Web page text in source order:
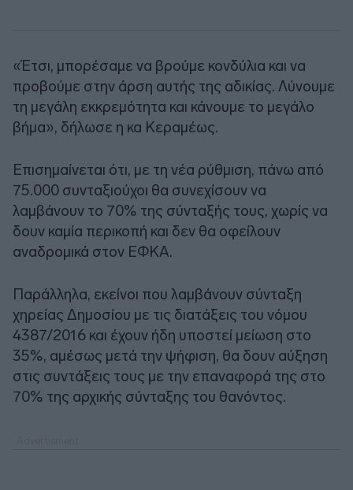
«Έτσι, μπορέσαμε να βρούμε κονδύλια και να
προβούμε στην άρση αυτής της αδικίας. Λύνουμε
τη μεγάλη εκκρεμότητα και κάνουμε το μεγάλο
βήμα», δήλωσε η κα Κεραμέως.
Επισημαίνεται ότι, με τη νέα ρύθμιση, πάνω από
75.000 συνταξιούχοι θα συνεχίσουν να
λαμβάνουν το 70% της σύνταξής τους, χωρίς να
δουν καμία περικοπή και δεν θα οφείλουν
αναδρομικά στον ΕΦΚΑ.
Παράλληλα, εκείνοι που λαμβάνουν σύνταξη
χηρείας Δημοσίου με τις διατάξεις του νόμου
4387/2016 και έχουν ήδη υποστεί μείωση στο
35%, αμέσως μετά την ψήφιση, θα δουν αύξηση
στις συντάξεις τους με την επαναφορά της στο
70% της αρχικής σύνταξης του θανόντος.